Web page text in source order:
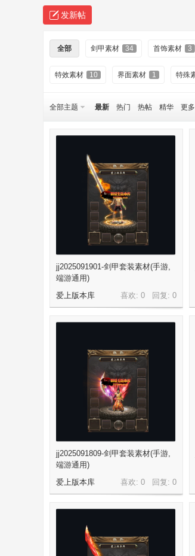
传 » ›
发新帖
全部 剑甲素材 34 首饰素材 3
特效素材 10 界面素材 1 特殊
全部主题 最新 热门 热帖 精华 更多
jj2025091901-剑甲套装素材(手游,
端游通用)
喜欢: 0 回复: 0
爱上版本库
jj2025091809-剑甲套装素材(手游,
端游通用)
喜欢: 0 回复: 0
爱上版本库